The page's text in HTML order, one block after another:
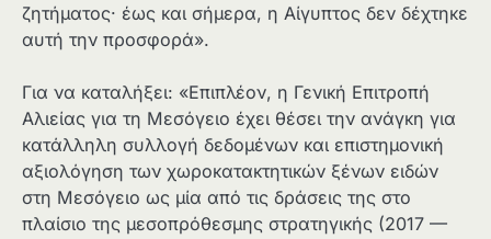
ζητήματος· έως και σήμερα, η Αίγυπτος δεν δέχτηκε
αυτή την προσφορά».
Για να καταλήξει: «Επιπλέον, η Γενική Επιτροπή
Αλιείας για τη Μεσόγειο έχει θέσει την ανάγκη για
κατάλληλη συλλογή δεδομένων και επιστημονική
αξιολόγηση των χωροκατακτητικών ξένων ειδών
στη Μεσόγειο ως μία από τις δράσεις της στο
πλαίσιο της μεσοπρόθεσμης στρατηγικής (2017 —